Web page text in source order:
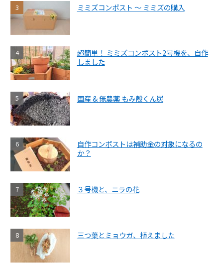
ミミズコンポスト ～ ミミズの購入
超簡単！ ミミズコンポスト2号機を、自作
しました
国産 & 無農薬 もみ殻くん炭
自作コンポストは補助金の対象になるの
か？
３号機と、ニラの花
三つ葉とミョウガ、植えました